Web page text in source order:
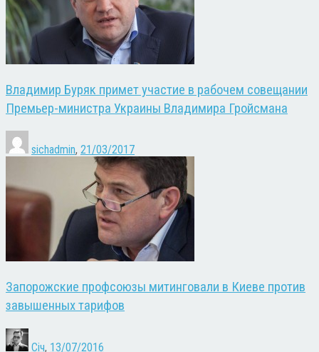
Владимир Буряк примет участие в рабочем совещании
Премьер-министра Украины Владимира Гройсмана
sichadmin, 21/03/2017
Запорожские профсоюзы митинговали в Киеве против
завышенных тарифов
Січ, 13/07/2016